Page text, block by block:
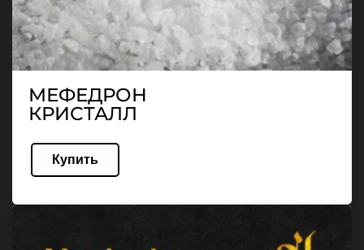
МЕФЕДРОН
КРИСТАЛЛ
Купить